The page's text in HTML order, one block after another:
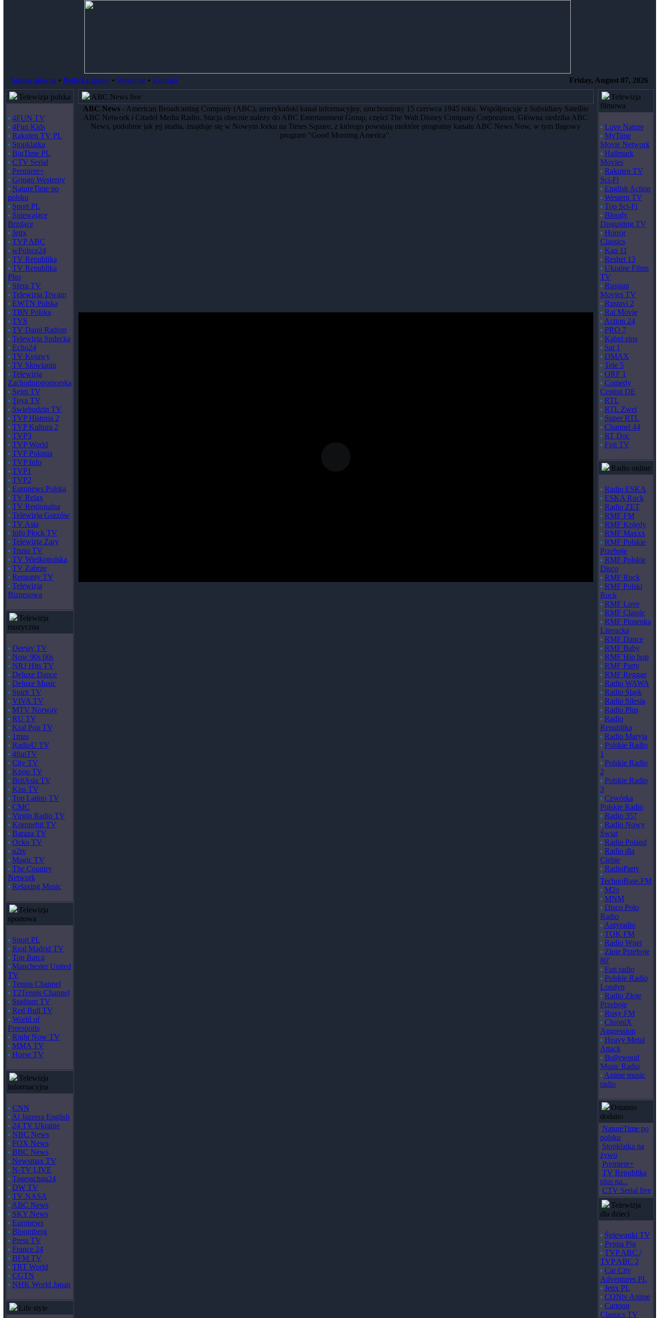
Strona główna • Polityka strony• Wsparcie• Kontakt
Friday, August 07, 2026
Telewizja polska
4FUN TV
4Fun Kids
Rakuten TV PL
Stopklatka
BigTime PL
CTV Serial
Premiere+
Grjngo Westerny
NatureTime po
polsku
Sport PL
Śpiewające
Brzdące
Jetix
TVP ABC
wPolsce24
TV Republika
TV Republika
Plus
Sfera TV
Telewizja Trwam
EWTN Polska
TBN Polska
TVS
TV Dami Radom
Telewizja Sudecka
Echo24
TV Kujawy
TV Słowianin
Telewizja
Zachodniopomorska
Sejm TV
Toya TV
Świebodzin TV
TVP Historia 2
TVP Kultura 2
TVP3
TVP World
TVP Polonia
TVP Info
TVP1
TVP2
Euronews Polska
TV Relax
TV Regionalna
Telewizja Gorzów
TV Asta
Info Płock TV
Telewizja Żary
Truso TV
TV Wielkopolska
TV Zabrze
Remonty TV
Telewizja
Biznesowa
Telewizja
muzyczna
Deejay TV
Now 90s 00s
NRJ Hits TV
Deluxe Dance
Deluxe Music
Spirit TV
VIVA TV
MTV Norway
RU TV
Kral Pop TV
1mus
RadioU TV
4funTV
City TV
Kpop TV
BritAsia TV
Kiss TV
Top Latino TV
CMC
Virgin Radio TV
Koronehit TV
Baraza TV
Ocko TV
o2tv
Magic TV
The Country
Network
Relaxing Music
Telewizja
sportowa
Sport PL
Real Madrid TV
Top Barca
Manchester United
TV
Tennis Channel
T2Tennis Channel
Stadium TV
Red Bull TV
World of
Freesports
Right Now TV
MMA TV
Horse TV
Telewizja
informacyjna
CNN
Al Jazeera English
24 TV Ukraine
NBC News
FOX News
BBC News
Newsmax TV
N-TV LIVE
Tagesschau24
DW TV
TV NASA
ABC News
SKY News
Euronews
Bloomberg
Press TV
France 24
BFM TV
TRT World
CGTN
NHK World Japan
Life style
ABC News live
ABC News- American Broadcasting Company (ABC), amerykański kanał informacyjny, uruchomiony 15 czerwca 1945 roku. Współpracuje z Subsidiary Satellite
ABC Network i Citadel Media Radio. Stacja obecnie należy do ABC Entertainment Group, części The Walt Disney Company Corporation. Główna siedziba ABC
News, podobnie jak jej studia, znajduje się w Nowym Jorku na Times Square, z którego powstają niektóre programy kanału ABC News Now, w tym flagowy
program "Good Morning America".
Telewizja
filmowa
Love Nature
MyTime
Movie Network
Hallmark
Movies
Rakuten TV
Sci-Fi
English Action
Western TV
Top Sci-Fi
Bloody
Disgusting TV
Horror
Classics
Kan 11
Reshet 13
Ukraine Films
TV
Russian
Movies TV
Rustavi 2
Rai Movie
Action 24
PRO 7
Kabel eins
Sat 1
DMAX
Tele 5
ORF 1
Comedy
Central DE
RTL
RTL Zwei
Super RTL
Channel 44
RT Doc
Fuji TV
Radio online
Radio ESKA
ESKA Rock
Radio ZET
RMF FM
RMF Kolędy
RMF Maxxx
RMF Polskie
Przeboje
RMF Polskie
Disco
RMF Rock
RMF Polski
Rock
RMF Love
RMF Classic
RMF Piosenka
Literacka
RMF Dance
RMF Baby
RMF Hip hop
RMF Party
RMF Reggae
Radio WAWA
Radio Śląsk
Radio Silesia
Radio Plus
Radio
Republika
Radio Maryja
Polskie Radio
1
Polskie Radio
2
Polskie Radio
3
Czwórka
Polskie Radio
Radio 357
Radio Nowy
Świat
Radio Poland
Radio dla
Ciebie
RadioParty
TechnoBase.FM
M2o
MNM
Disco Polo
Radio
Antyradio
TOK FM
Radio Wnet
Złote Przeboje
80'
Fun radio
Polskie Radio
Londyn
Radio Złote
Przeboje
Roxy FM
ChroniX
Aggression
Heavy Metal
Attack
Bollywood
Music Radio
Anime music
radio
Ostatnio
dodano
NatureTime po
polsku
Stopklatka na
żywo
Premiere+
TV Republika
plus na...
CTV Serial live
Telewizja
dla dzieci
Śpiewanki TV
Peppa Pig
TVP ABC /
TVP ABC 2
Car City
Adventures PL
Jetix PL
CONtv Anime
Cartoon
Classics TV